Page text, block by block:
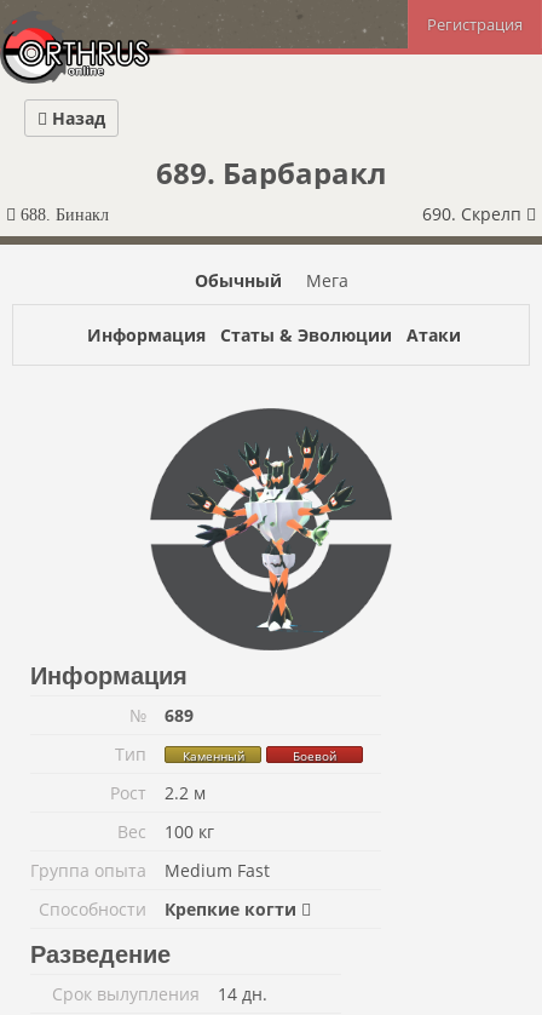
Регистрация
689. Барбаракл
688. Бинакл 690. Скрелп
Назад
Обычный Мега
Информация Статы & Эволюции Атаки
Информация
№
689
Тип
Каменный Боевой
Рост
2.2 м
Вес
100 кг
Группа опыта
Medium Fast
Способности
Крепкие когти
Разведение
Срок вылупления 14 дн.